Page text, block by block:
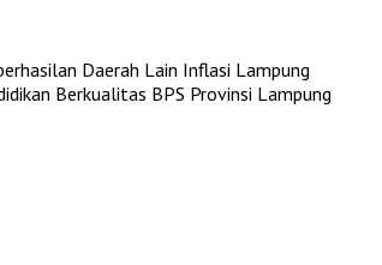
Daerah Lain Inflasi Lampung
Berkualitas BPS Provinsi Lampung